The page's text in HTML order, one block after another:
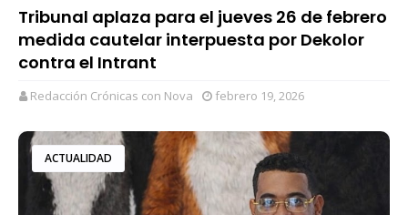
Tribunal aplaza para el jueves 26 de febrero
medida cautelar interpuesta por Dekolor
contra el Intrant
Redacción Crónicas con Nova febrero 19, 2026
ACTUALIDAD